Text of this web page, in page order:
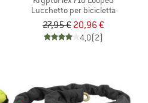
Lucchetto per bicicletta
27,95 € 20,96 €
4,0(2)